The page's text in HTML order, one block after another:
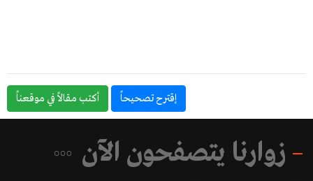
إقترح تصحيحاً أكتب مقالاً في موقعناً
زوارنا يتصفحون الآن